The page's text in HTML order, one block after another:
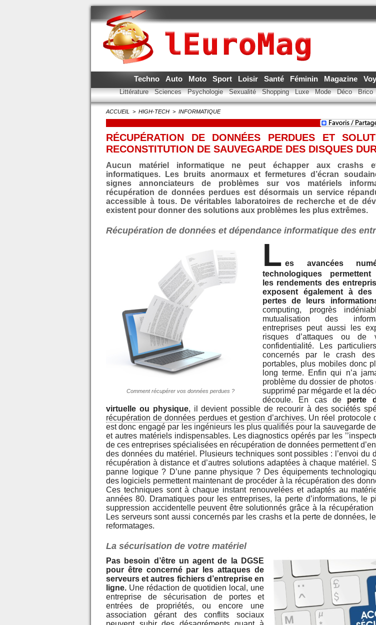
Techno Auto Moto Sport Loisir Santé Féminin Magazine
Littérature Sciences Psychologie Sexualité Shopping Luxe Mode Déco Brico
ACCUEIL > HIGH-TECH > INFORMATIQUE
RÉCUPÉRATION DE DONNÉES PERDUES ET
RECONSTITUTION DE SAUVEGARDE DES DISQUES
Aucun matériel informatique ne peut échapper aux crashs
informatiques. Les bruits anormaux et fermetures d’écran
signes annonciateurs de problèmes sur vos matériels
récupération de données perdues est désormais un service
accessible à tous. De véritables laboratoires de recherche et de
existent pour donner des solutions aux problèmes les plus extrêmes.
Récupération de données et dépendance informatique des
Comment récupérer vos données perdues ?
L es avancées
technologiques permettent
les rendements des
exposent également à
pertes de leurs
computing, progrès
mutualisation des
entreprises peut aussi les
risques d’attaques ou de
confidentialité. Les
concernés par le crash des
portables, plus mobiles donc
long terme. Enfin qui n’a
problème du dossier de photos
supprimé par mégarde et la
découle. En cas de perte
virtuelle ou physique, il devient possible de recourir à des sociétés
récupération de données perdues et gestion d’archives. Un réel protocole
est donc engagé par les ingénieurs les plus qualifiés pour la sauvegarde
et autres matériels indispensables. Les diagnostics opérés par les
de ces entreprises spécialisées en récupération de données permettent
des données du matériel. Plusieurs techniques sont possibles : l’envoi du
récupération à distance et d’autres solutions adaptées à chaque matériel.
panne logique ? D’une panne physique ? Des équipements
des logiciels permettent maintenant de procéder à la récupération des
Ces techniques sont à chaque instant renouvelées et adaptés au
années 80. Dramatiques pour les entreprises, la perte d’informations, le
suppression accidentelle peuvent être solutionnés grâce à la récupération
Les serveurs sont aussi concernés par les crashs et la perte de données,
reformatages.
La sécurisation de votre matériel
Pas besoin d’être un agent de la DGSE
pour être concerné par les attaques de
serveurs et autres fichiers d’entreprise en
ligne. Une rédaction de quotidien local, une
entreprise de sécurisation de portes et
entrées de propriétés, ou encore une
association gérant des conflits sociaux